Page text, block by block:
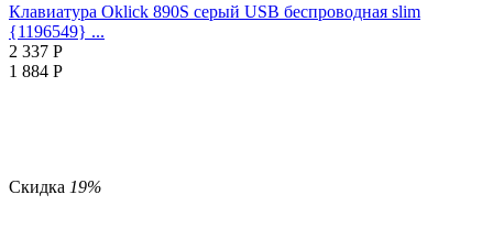
Клавиатура Oklick 890S серый USB беспроводная slim
{1196549} ...
2 337 Р
1 884 Р
Скидка 19%